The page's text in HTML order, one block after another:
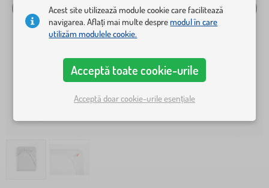
Acest site utilizează module cookie care facilitează
navigarea. Aflați mai multe despremodul în care
utilizăm modulele cookie.
Acceptă toate cookie-urile
Acceptă doar cookie-urile esențiale